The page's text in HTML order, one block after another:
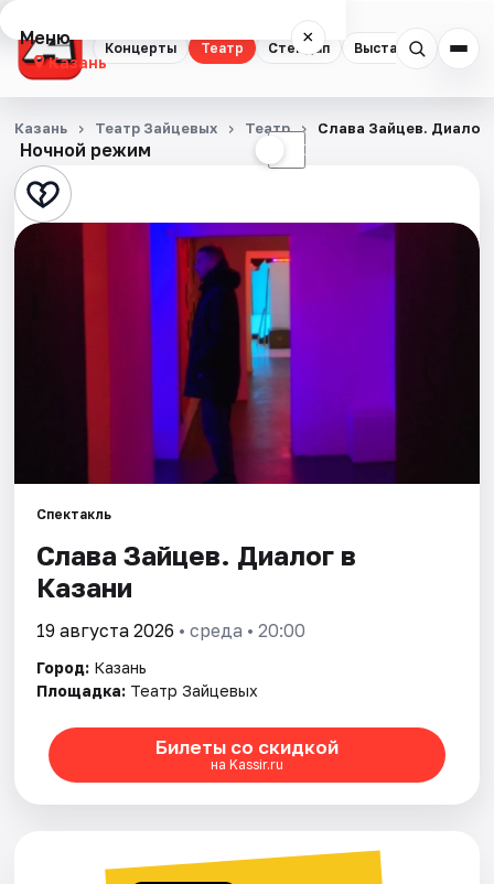
Концерты Театр Стендап Выставки
Меню ×
Казань
Концерты
Театр
Стендап
Города
Площадки
Рейтинги
Ночной режим ☾
Казань Театр Зайцевых Театр Слава Зайцев. Диалог
Спектакль
Слава Зайцев. Диалог в
Казани
19 августа 2026 • среда • 20:00
Город: Казань
Площадка: Театр Зайцевых
Билеты со скидкой
на Kassir.ru